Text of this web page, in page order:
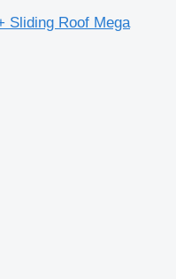
Sliding Roof Mega